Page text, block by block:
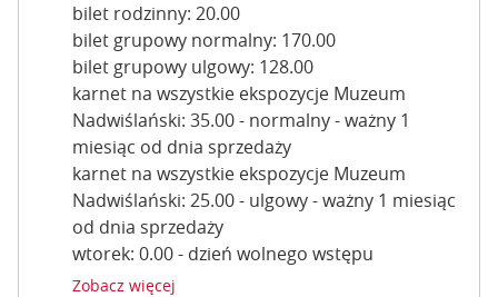
bilet rodzinny: 20.00
bilet grupowy normalny: 170.00
bilet grupowy ulgowy: 128.00
karnet na wszystkie ekspozycje Muzeum
Nadwiślański: 35.00 - normalny - ważny 1
miesiąc od dnia sprzedaży
karnet na wszystkie ekspozycje Muzeum
Nadwiślański: 25.00 - ulgowy - ważny 1 miesiąc
od dnia sprzedaży
wtorek: 0.00 - dzień wolnego wstępu
Zobacz więcej